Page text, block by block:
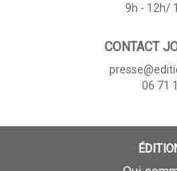
9h - 12h/
CONTACT
06 71